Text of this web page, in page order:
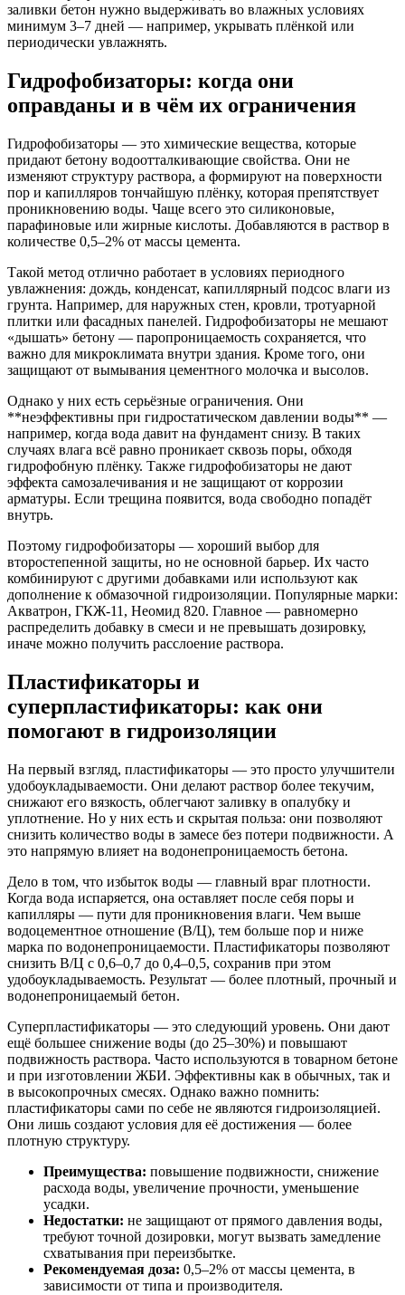
заливки бетон нужно выдерживать во влажных условиях
минимум 3–7 дней — например, укрывать плёнкой или
периодически увлажнять.
Гидрофобизаторы: когда они
оправданы и в чём их ограничения
Гидрофобизаторы — это химические вещества, которые
придают бетону водоотталкивающие свойства. Они не
изменяют структуру раствора, а формируют на поверхности
пор и капилляров тончайшую плёнку, которая препятствует
проникновению воды. Чаще всего это силиконовые,
парафиновые или жирные кислоты. Добавляются в раствор в
количестве 0,5–2% от массы цемента.
Такой метод отлично работает в условиях периодного
увлажнения: дождь, конденсат, капиллярный подсос влаги из
грунта. Например, для наружных стен, кровли, тротуарной
плитки или фасадных панелей. Гидрофобизаторы не мешают
«дышать» бетону — паропроницаемость сохраняется, что
важно для микроклимата внутри здания. Кроме того, они
защищают от вымывания цементного молочка и высолов.
Однако у них есть серьёзные ограничения. Они
**неэффективны при гидростатическом давлении воды** —
например, когда вода давит на фундамент снизу. В таких
случаях влага всё равно проникает сквозь поры, обходя
гидрофобную плёнку. Также гидрофобизаторы не дают
эффекта самозалечивания и не защищают от коррозии
арматуры. Если трещина появится, вода свободно попадёт
внутрь.
Поэтому гидрофобизаторы — хороший выбор для
второстепенной защиты, но не основной барьер. Их часто
комбинируют с другими добавками или используют как
дополнение к обмазочной гидроизоляции. Популярные марки:
Акватрон, ГКЖ-11, Неомид 820. Главное — равномерно
распределить добавку в смеси и не превышать дозировку,
иначе можно получить расслоение раствора.
Пластификаторы и
суперпластификаторы: как они
помогают в гидроизоляции
На первый взгляд, пластификаторы — это просто улучшители
удобоукладываемости. Они делают раствор более текучим,
снижают его вязкость, облегчают заливку в опалубку и
уплотнение. Но у них есть и скрытая польза: они позволяют
снизить количество воды в замесе без потери подвижности. А
это напрямую влияет на водонепроницаемость бетона.
Дело в том, что избыток воды — главный враг плотности.
Когда вода испаряется, она оставляет после себя поры и
капилляры — пути для проникновения влаги. Чем выше
водоцементное отношение (В/Ц), тем больше пор и ниже
марка по водонепроницаемости. Пластификаторы позволяют
снизить В/Ц с 0,6–0,7 до 0,4–0,5, сохранив при этом
удобоукладываемость. Результат — более плотный, прочный и
водонепроницаемый бетон.
Суперпластификаторы — это следующий уровень. Они дают
ещё большее снижение воды (до 25–30%) и повышают
подвижность раствора. Часто используются в товарном бетоне
и при изготовлении ЖБИ. Эффективны как в обычных, так и
в высокопрочных смесях. Однако важно помнить:
пластификаторы сами по себе не являются гидроизоляцией.
Они лишь создают условия для её достижения — более
плотную структуру.
Преимущества: повышение подвижности, снижение
расхода воды, увеличение прочности, уменьшение
усадки.
Недостатки: не защищают от прямого давления воды,
требуют точной дозировки, могут вызвать замедление
схватывания при переизбытке.
Рекомендуемая доза: 0,5–2% от массы цемента, в
зависимости от типа и производителя.